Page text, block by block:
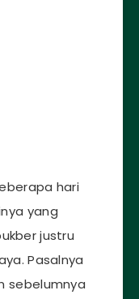
hari
yang
justru
Pasalnya
sebelumnya